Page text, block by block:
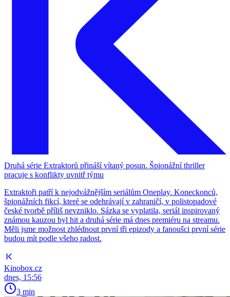
Druhá série Extraktorů přináší vítaný posun. Špionážní thriller
pracuje s konflikty uvnitř týmu
Extraktoři patří k nejodvážnějším seriálům Oneplay. Koneckonců,
špionážních fikcí, které se odehrávají v zahraničí, v polistopadové
české tvorbě příliš nevzniklo. Sázka se vyplatila, seriál inspirovaný
známou kauzou byl hit a druhá série má dnes premiéru na streamu.
Měli jsme možnost zhlédnout první tři epizody a fanoušci první série
budou mít podle všeho radost.
Kinobox.cz
dnes, 15:56
3 min